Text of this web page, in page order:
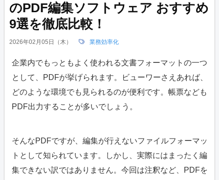
のPDF編集ソフトウェア おすすめ
9選を徹底比較！
2026年02月05日（木） 業務効率化
企業内でもっともよく使われる文書フォーマットの一つ
として、PDFが挙げられます。ビューワーさえあれば、
どのような環境でも見られるのが便利です。帳票なども
PDF出力することが多いでしょう。
そんなPDFですが、編集が行えないファイルフォーマッ
トとして知られています。しかし、実際にはまったく編
集できない訳ではありません。今回は注釈など、PDFを